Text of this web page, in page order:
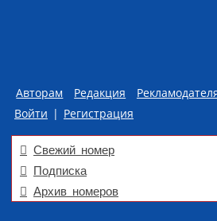
Авторам Редакция
Войти | Регистрация
Свежий номер
Подписка
Архив номеров